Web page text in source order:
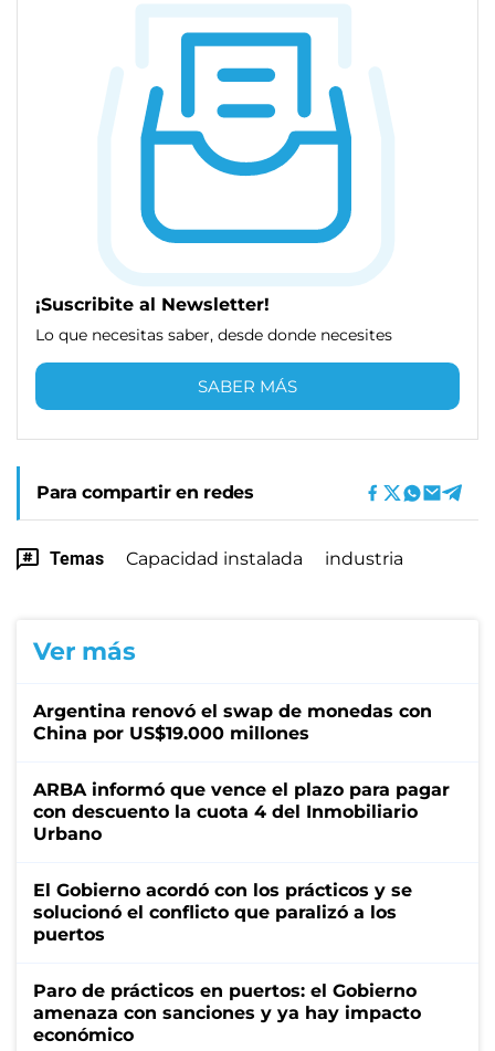
¡Suscribite al Newsletter!
Lo que necesitas saber, desde donde necesites
SABER MÁS
Para compartir en redes
Temas Capacidad instalada industria
Ver más
Argentina renovó el swap de monedas con
China por US$19.000 millones
ARBA informó que vence el plazo para pagar
con descuento la cuota 4 del Inmobiliario
Urbano
El Gobierno acordó con los prácticos y se
solucionó el conflicto que paralizó a los
puertos
Paro de prácticos en puertos: el Gobierno
amenaza con sanciones y ya hay impacto
económico